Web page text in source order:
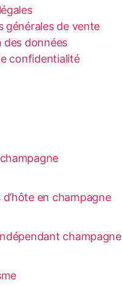
générales de vente
des données
confidentialité
en champagne
champagne